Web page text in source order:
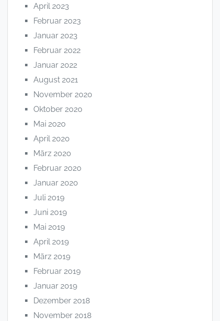
April 2023
Februar 2023
Januar 2023
Februar 2022
Januar 2022
August 2021
November 2020
Oktober 2020
Mai 2020
April 2020
März 2020
Februar 2020
Januar 2020
Juli 2019
Juni 2019
Mai 2019
April 2019
März 2019
Februar 2019
Januar 2019
Dezember 2018
November 2018